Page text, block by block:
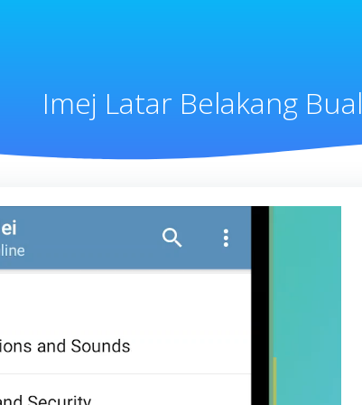
Imej Latar Belakang Bual